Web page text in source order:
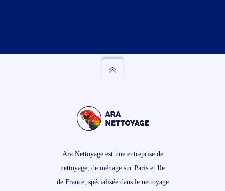
Ara Nettoyage est une entreprise de
nettoyage, de ménage sur Paris et Ile
de France, spécialisée dans le nettoyage